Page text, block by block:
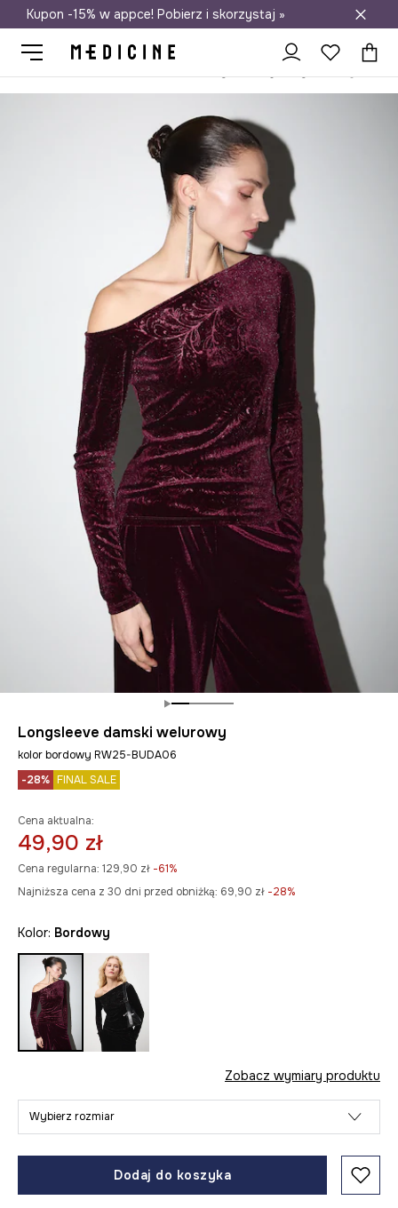
Darmowa dostawa do salonów
Kupon -15% w appce! Pobierz i skorzystaj »
Longsleeve damski welurowy
kolor bordowy RW25-BUDA06
-28% FINAL SALE
Cena aktualna:
49,90 zł
Cena regularna: 129,90 zł -61%
Najniższa cena z 30 dni przed obniżką: 69,90 zł -28%
Kolor: bordowy
Zobacz wymiary produktu
Wybierz rozmiar
Dodaj do koszyka